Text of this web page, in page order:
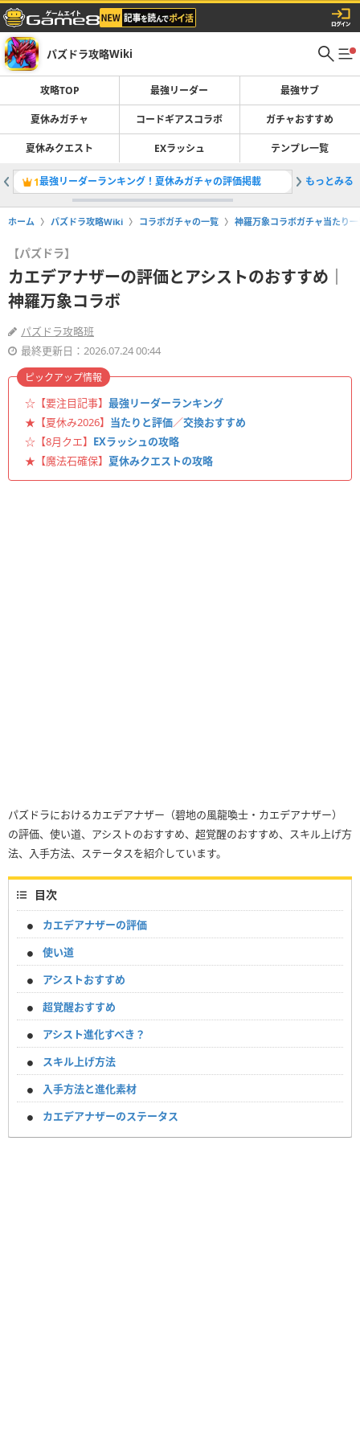
パズドラ攻略Wiki
攻略TOP 最強リーダー 最強サブ
夏休みガチャ コードギアスコラボ ガチャおすすめ
夏休みクエスト EXラッシュ テンプレ一覧
1最強リーダーランキング！夏休みガチャの評価掲載 2夏休み
もっとみる
ホーム パズドラ攻略Wiki コラボガチャの一覧 神羅万象コラボガチャ当たり
【パズドラ】
カエデアナザーの評価とアシストのおすすめ｜
神羅万象コラボ
パズドラ攻略班
最終更新日：2026.07.24 00:44
☆【要注目記事】 最強リーダーランキング
★【夏休み2026】 当たりと評価／交換おすすめ
☆【8月クエ】 EXラッシュの攻略
★【魔法石確保】 夏休みクエストの攻略
ピックアップ情報
パズドラにおけるカエデアナザー（碧地の風龍喚士・カエデアナザー）
の評価、使い道、アシストのおすすめ、超覚醒のおすすめ、スキル上げ方
法、入手方法、ステータスを紹介しています。
目次
カエデアナザーの評価
使い道
アシストおすすめ
超覚醒おすすめ
アシスト進化すべき？
スキル上げ方法
入手方法と進化素材
カエデアナザーのステータス